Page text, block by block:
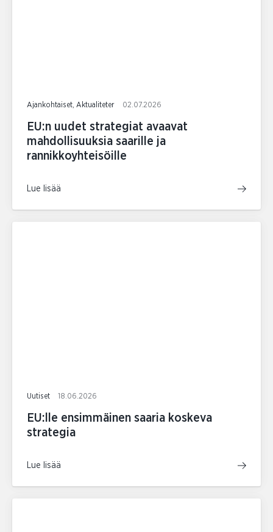
Ajankohtaiset, Aktualiteter 02.07.2026
EU:n uudet strategiat avaavat
mahdollisuuksia saarille ja
rannikkoyhteisöille
Lue lisää
Uutiset 18.06.2026
EU:lle ensimmäinen saaria koskeva
strategia
Lue lisää